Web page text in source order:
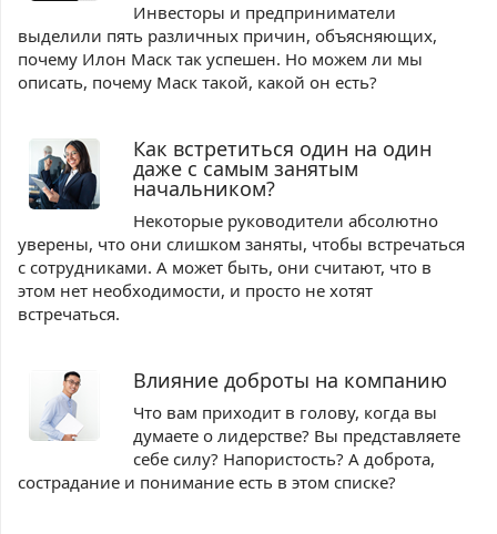
Инвесторы и предприниматели
выделили пять различных причин, объясняющих,
почему Илон Маск так успешен. Но можем ли мы
описать, почему Маск такой, какой он есть?
Как встретиться один на один
даже с самым занятым
начальником?
Некоторые руководители абсолютно
уверены, что они слишком заняты, чтобы встречаться
с сотрудниками. А может быть, они считают, что в
этом нет необходимости, и просто не хотят
встречаться.
Влияние доброты на компанию
Что вам приходит в голову, когда вы
думаете о лидерстве? Вы представляете
себе силу? Напористость? А доброта,
сострадание и понимание есть в этом списке?